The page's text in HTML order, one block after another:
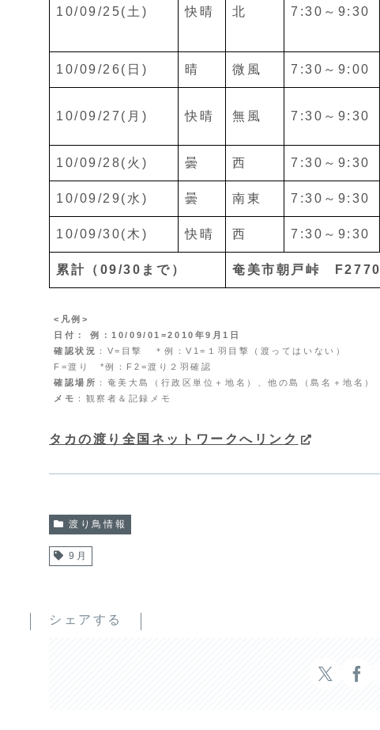
10/09/25(土) 快晴 北 7:30～9:30
10/09/26(日) 晴 微風 7:30～9:00
10/09/27(月) 快晴 無風 7:30～9:30
10/09/28(火) 曇 西 7:30～9:30
10/09/29(水) 曇 南東 7:30～9:30
10/09/30(木) 快晴 西 7:30～9:30
累計（09/30まで） 奄美市朝戸峠 F2770
<凡例>
日付： 例：10/09/01=2010年9月1日
確認状況
：V=目撃 ＊例：V1=１羽目撃（渡ってはいない）
F=渡り *例：F2=渡り２羽確認
確認場所 ：奄美大島（行政区単位＋地名）、他の島（島名＋地名）
メモ ：観察者＆記録メモ
タカの渡り全国ネットワークへリンク
渡り鳥情報
9月
シェアする